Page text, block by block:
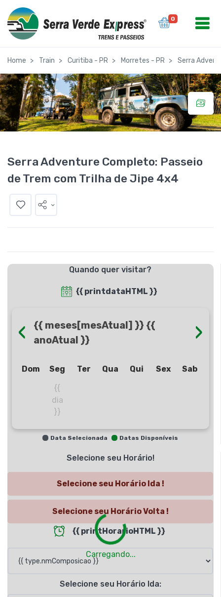
0
Home Train Curitiba - PR Morretes - PR Serra
Serra Adventure Completo: Passeio
de Trem com Trilha de Jipe 4x4
Loading...
Carregando...
Quando quer visitar?
{{ printdataHTML }}
‹
{{ meses[mesAtual] }} {{
anoAtual }}
›
Dom Seg Ter Qua Qui Sex Sab
{{
dia
}}
Data Selecionada Datas Disponíveis
Selecione seu Horário!
Selecione seu Horário Ida !
Selecione seu Horário Volta !
{{ printHorarioHTML }}
Selecione seu Horário Ida: